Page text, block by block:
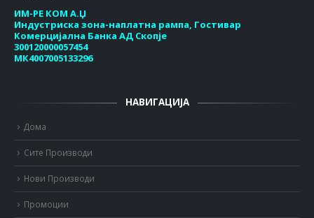
ИМ-РЕ КОМ А.Џ
Индустриска зона-наплатна рампа, Гостивар
Комерцијална Банка АД Скопје
300120000057454
МК4007005133296
НАВИГАЦИЈА
Дома
Сите Производи
Нови Производи
Промоции